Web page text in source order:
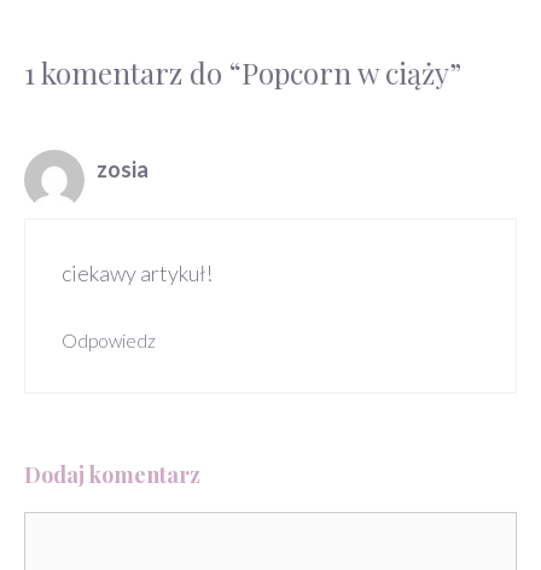
1 komentarz do “Popcorn w ciąży”
zosia
ciekawy artykuł!
Odpowiedz
Dodaj komentarz